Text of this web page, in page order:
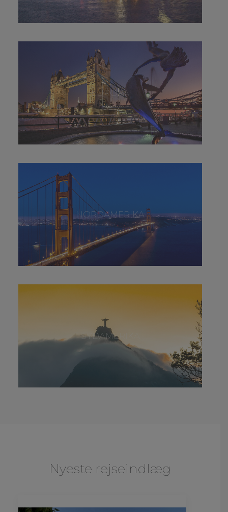
EUROPA
NORDAMERIKA
SYDAMERIKA
Nyeste rejseindlæg